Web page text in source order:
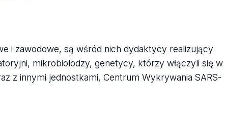
i zawodowe, są wśród nich dydaktycy realizujący
mikrobiolodzy, genetycy, którzy włączyli się w
z innymi jednostkami, Centrum Wykrywania SARS-